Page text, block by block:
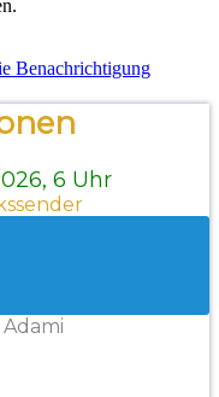
Benachrichtigung
6 Uhr